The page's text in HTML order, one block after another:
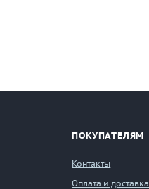
ПОКУПАТЕЛЯМ
Контакты
Оплата и доставка